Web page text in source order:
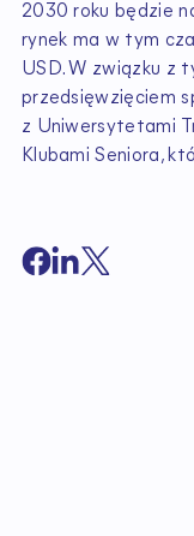
2030 roku będzie
rynek ma w tym
USD. W związku z
przedsięwzięciem
z Uniwersytetami
Klubami Seniora,